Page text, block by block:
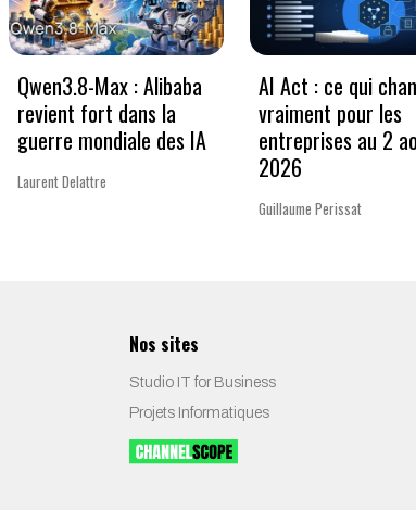
Qwen3.8-Max : Alibaba
revient fort dans la
guerre mondiale des IA
Laurent Delattre
AI Act : ce qui
vraiment pour les
entreprises au 2
2026
Guillaume Perissat
Nos sites
Studio IT for Business
Projets Informatiques